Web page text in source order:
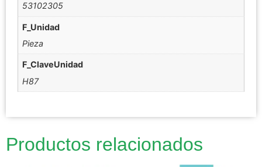
53102305
F_Unidad
Pieza
F_ClaveUnidad
H87
Productos relacionados